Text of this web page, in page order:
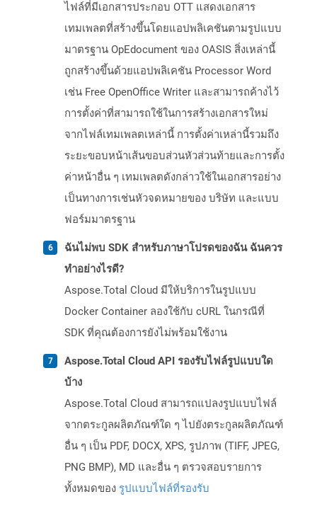
ไฟล์ที่มีเอกสารประกอบ OTT แสดงเอกสาร
เทมเพลตที่สร้างขึ้นโดยแอปพลิเคชันตามรูปแบบ
มาตรฐาน OpEdocument ของ OASIS สิ่งเหล่านี้
ถูกสร้างขึ้นด้วยแอปพลิเคชัน Processor Word
เช่น Free OpenOffice Writer และสามารถค้างไว้
การตั้งค่าที่สามารถใช้ในการสร้างเอกสารใหม่
จากไฟล์เทมเพลตเหล่านี้ การตั้งค่าเหล่านี้รวมถึง
ระยะขอบหน้าเส้นขอบส่วนหัวส่วนท้ายและการตั้ง
ค่าหน้าอื่น ๆ เทมเพลตดังกล่าวใช้ในเอกสารอย่าง
เป็นทางการเช่นหัวจดหมายของ บริษัท และแบบ
ฟอร์มมาตรฐาน
ฉันไม่พบ SDK สำหรับภาษาโปรดของฉัน ฉันควร
ทำอย่างไรดี?
Aspose.Total Cloud มีให้บริการในรูปแบบ
Docker Container ลองใช้กับ cURL ในกรณีที่
SDK ที่คุณต้องการยังไม่พร้อมใช้งาน
Aspose.Total Cloud API รองรับไฟล์รูปแบบใด
บ้าง
Aspose.Total Cloud สามารถแปลงรูปแบบไฟล์
จากตระกูลผลิตภัณฑ์ใด ๆ ไปยังตระกูลผลิตภัณฑ์
อื่น ๆ เป็น PDF, DOCX, XPS, รูปภาพ (TIFF, JPEG,
PNG BMP), MD และอื่น ๆ ตรวจสอบรายการ
ทั้งหมดของ รูปแบบไฟล์ที่รองรับ